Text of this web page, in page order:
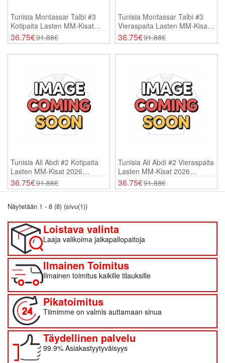
Tunisia Montassar Talbi #3
Kotipaita Lasten MM-Kisat
2026 Lyhythihainen (+
Shortsit)
36.75€91.88€
Tunisia Montassar Talbi #3
Vieraspaita Lasten MM-Kisat
2026 Lyhythihainen (+
Shortsit)
36.75€91.88€
Tunisia Ali Abdi #2 Kotipaita
Lasten MM-Kisat 2026
Lyhythihainen (+ Shortsit)
36.75€91.88€
Tunisia Ali Abdi #2 Vieraspaita
Lasten MM-Kisat 2026
Lyhythihainen (+ Shortsit)
36.75€91.88€
Näytetään 1 - 8 (8) (sivu(1))
Loistava valinta
Laaja valikoima jalkapallopaitoja
Ilmainen Toimitus
Ilmainen toimitus kaikille tilauksille
Pikatoimitus
Tiimimme on valmis auttamaan sinua
Täydellinen palvelu
99.9% Asiakastyytyväisyys